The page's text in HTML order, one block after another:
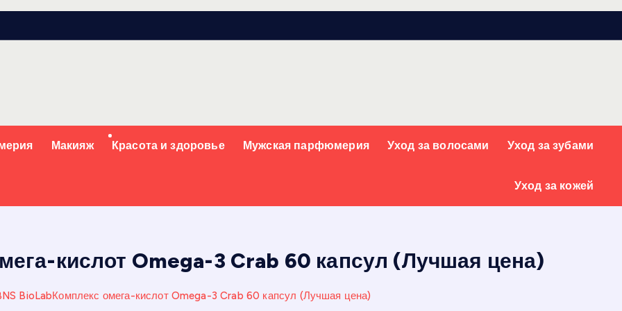
Макияж Красота и здоровье Мужская парфюмерия Уход за волосами Уход за зубами
Уход за кожей
кислот Omega-3 Crab 60 капсул (Лучшая цена)
BioLabКомплекс омега-кислот Omega-3 Crab 60 капсул (Лучшая цена)